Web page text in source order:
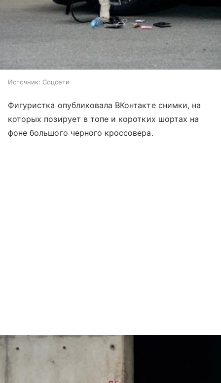
Источник: Соцсети
Фигуристка опубликовала ВКонтакте снимки, на
которых позирует в топе и коротких шортах на
фоне большого черного кроссовера.